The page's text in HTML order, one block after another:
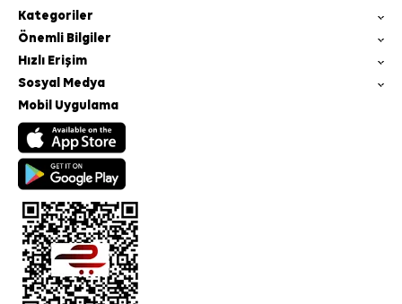
Kategoriler
Önemli Bilgiler
Hızlı Erişim
Sosyal Medya
Mobil Uygulama